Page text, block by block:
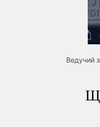
Ведучий